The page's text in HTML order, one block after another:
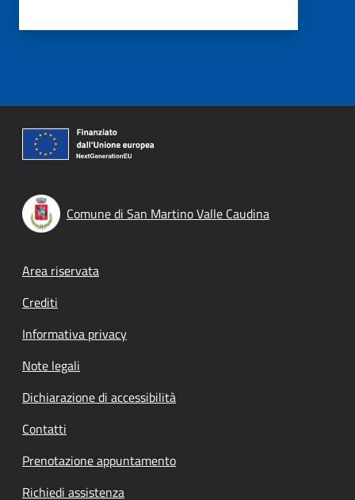
Comune di San Martino Valle Caudina
Footer menu
Area riservata
Crediti
Informativa privacy
Note legali
Dichiarazione di accessibilità
Contatti
Prenotazione appuntamento
Richiedi assistenza